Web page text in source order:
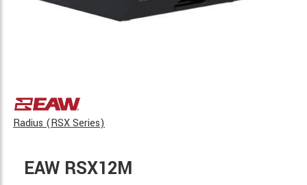
Radius (RSX Series)
EAW RSX12M